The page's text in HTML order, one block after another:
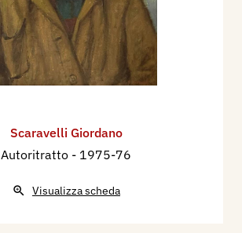
Scaravelli Giordano
Autoritratto - 1975-76
Visualizza scheda